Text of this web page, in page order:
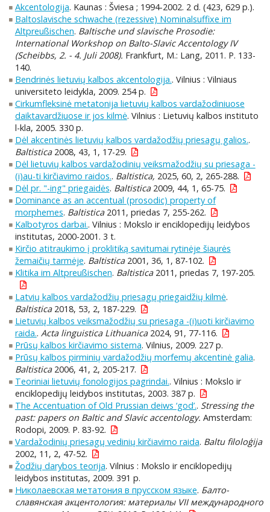
Akcentologija. Kaunas : Šviesa ; 1994-2002. 2 d. (423, 629 p.).
Baltoslavische schwache (rezessive) Nominalsuffixe im
Altpreußischen. Baltische und slavische Prosodie:
International Workshop on Balto-Slavic Accentology IV
(Scheibbs, 2. - 4. Juli 2008). Frankfurt, M.: Lang, 2011. P. 133-
140.
Bendrinės lietuvių kalbos akcentologija.. Vilnius : Vilniaus
universiteto leidykla, 2009. 254 p.
Cirkumfleksinė metatonija lietuvių kalbos vardažodiniuose
daiktavardžiuose ir jos kilmė. Vilnius : Lietuvių kalbos instituto
l-kla, 2005. 330 p.
Dėl akcentinės lietuvių kalbos vardažodžių priesagų galios..
Baltistica2008, 43, 1, 17-29.
Dėl lietuvių kalbos vardažodinių veiksmažodžių su priesaga -
(i)au-ti kirčiavimo raidos.. Baltistica, 2025, 60, 2, 265-288.
Dėl pr. "-ing" priegaidės. Baltistica2009, 44, 1, 65-75.
Dominance as an accentual (prosodic) property of
morphemes. Baltistica2011, priedas 7, 255-262.
Kalbotyros darbai.. Vilnius : Mokslo ir enciklopedijų leidybos
institutas, 2000-2001. 3 t.
Kirčio atitraukimo į proklitiką savitumai rytinėje šiaurės
žemaičių tarmėje. Baltistica2001, 36, 1, 87-102.
Klitika im Altpreußischen. Baltistica2011, priedas 7, 197-205.
Latvių kalbos vardažodžių priesagų priegaidžių kilmė.
Baltistica2018, 53, 2, 187-229.
Lietuvių kalbos veiksmažodžių su priesaga -(i)uoti kirčiavimo
raida.. Acta linguistica Lithuanica2024, 91, 77-116.
Prūsų kalbos kirčiavimo sistema. Vilnius, 2009. 227 p.
Prūsų kalbos pirminių vardažodžių morfemų akcentinė galia.
Baltistica2006, 41, 2, 205-217.
Teoriniai lietuvių fonologijos pagrindai.. Vilnius : Mokslo ir
enciklopedijų leidybos institutas, 2003. 387 p.
The Accentuation of Old Prussian deiws ‘god’.. Stressing the
past: papers on Baltic and Slavic accentology. Amsterdam:
Rodopi, 2009. P. 83-92.
Vardažodinių priesagų vedinių kirčiavimo raida. Baltu filoloģija
2002, 11, 2, 47-52.
Žodžių darybos teorija. Vilnius : Mokslo ir enciklopedijų
leidybos institutas, 2009. 391 p.
Николаевская метатония в прусском языке. Балто-
славянская акцентология: материалы VII международного